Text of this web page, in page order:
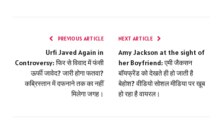
PREVIOUS ARTICLE
Urfi Javed Again in
Controversy: फिर से विवाद में फंसी
ऊर्फी जावेद? जारी होगा फतवा?
कब्रिस्तान में दफनाने तक का नहीं
मिलेगा जगह।
NEXT ARTICLE
Amy Jackson at the sight of
her Boyfriend: एमी जैकसन
बॉयफ्रेंड को देखते ही हो जाती है
बेहोश? वीडियो सोशल मीडिया पर खूब
हो रहा है वायरल।